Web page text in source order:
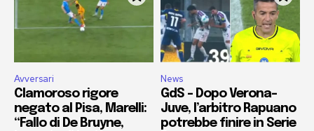
Avversari
Clamoroso rigore
negato al Pisa, Marelli:
“Fallo di De Bruyne,
News
GdS – Dopo Verona-
Juve, l’arbitro Rapuano
potrebbe finire in Serie